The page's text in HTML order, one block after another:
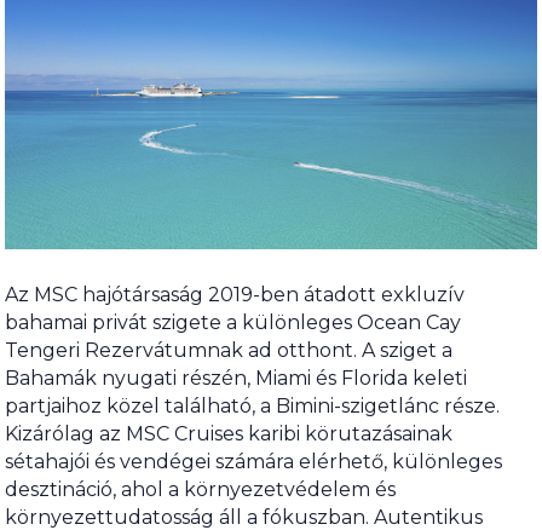
Az MSC hajótársaság 2019-ben átadott exkluzív
bahamai privát szigete a különleges Ocean Cay
Tengeri Rezervátumnak ad otthont. A sziget a
Bahamák nyugati részén, Miami és Florida keleti
partjaihoz közel található, a Bimini-szigetlánc része.
Kizárólag az MSC Cruises karibi körutazásainak
sétahajói és vendégei számára elérhető, különleges
desztináció, ahol a környezetvédelem és
környezettudatosság áll a fókuszban. Autentikus